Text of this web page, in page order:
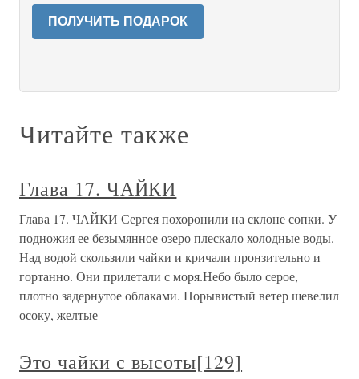
ПОЛУЧИТЬ ПОДАРОК
Читайте также
Глава 17. ЧАЙКИ
Глава 17. ЧАЙКИ Сергея похоронили на склоне сопки. У
подножия ее безымянное озеро плескало холодные воды.
Над водой скользили чайки и кричали пронзительно и
гортанно. Они прилетали с моря.Небо было серое,
плотно задернутое облаками. Порывистый ветер шевелил
осоку, желтые
Это чайки с высоты[129]